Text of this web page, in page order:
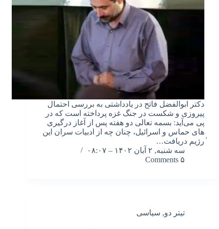
دکتر ابوالفضل فاتح در یادداشتی به بررسی احتمال
پیروزی و شکست در جنگ غزه پرداخته است که در
پی می‌آید: بسمه تعالی دو هفته پس از آغاز درگیری
های حماس و اسرائیل، چنان چه از ادبیات سران این
ٰرژیم دریافت…
سه شنبه, ۲ آبان ۱۴۰۲ – ۰۸:۰۷
۵ Comments
تیتر دو, سیاسی